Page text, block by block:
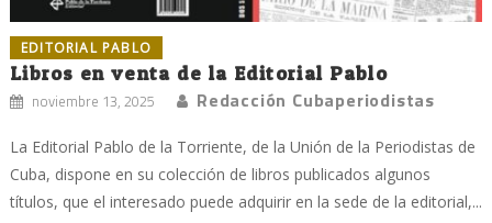
EDITORIAL PABLO
Libros en venta de la Editorial Pablo
noviembre 13, 2025 Redacción Cubaperiodistas
La Editorial Pablo de la Torriente, de la Unión de la Periodistas de
Cuba, dispone en su colección de libros publicados algunos
títulos, que el interesado puede adquirir en la sede de la editorial,...